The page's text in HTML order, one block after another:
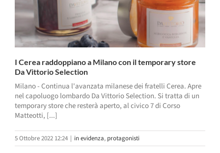
I Cerea raddoppiano a Milano con il temporary store
Da Vittorio Selection
Milano - Continua l'avanzata milanese dei fratelli Cerea. Apre
nel capoluogo lombardo Da Vittorio Selection. Si tratta di un
temporary store che resterà aperto, al civico 7 di Corso
Matteotti, [...]
5 Ottobre 2022 12:24 | in evidenza, protagonisti